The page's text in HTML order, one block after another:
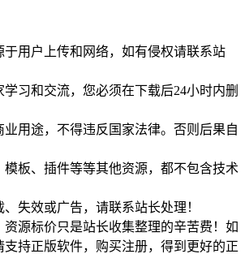
于用户上传和网络，如有侵权请联系站
学习和交流，您必须在下载后24小时内删
业用途，不得违反国家法律。否则后果自
模板、插件等等其他资源，都不包含技术
失效或广告，请联系站长处理！
资源标价只是站长收集整理的辛苦费！如
支持正版软件，购买注册，得到更好的正